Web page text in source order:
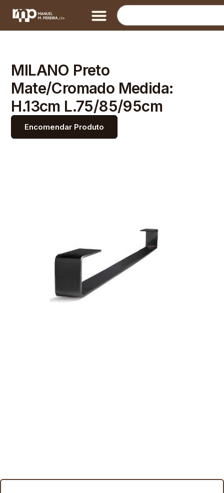
MILANO Preto
Mate/Cromado Medida:
H.13cm L.75/85/95cm
Encomendar Produto